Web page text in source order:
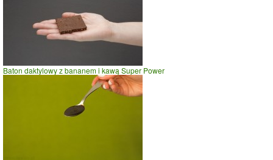
Baton daktylowy z bananem i kawą Super Power